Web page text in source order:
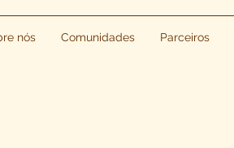
nós Comunidades Parceiros